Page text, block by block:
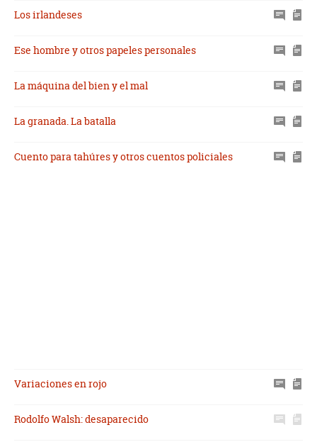
Los irlandeses
Ese hombre y otros papeles personales
La máquina del bien y el mal
La granada. La batalla
Cuento para tahúres y otros cuentos policiales
Variaciones en rojo
Rodolfo Walsh: desaparecido